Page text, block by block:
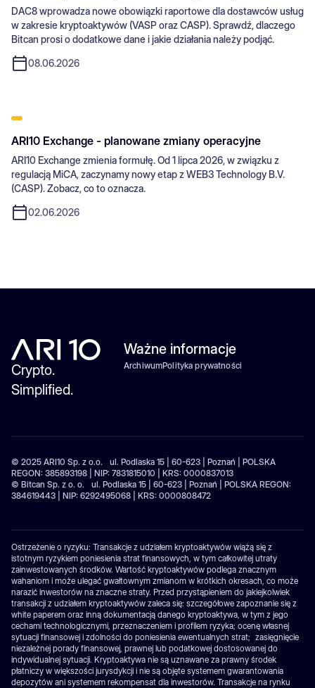
DAC8 wprowadza nowe obowiązki raportowe dla dostawców usług
w zakresie kryptoaktywów (VASP oraz CASP). Sprawdź, dlaczego
Bitcan prosi o dodatkowe dane i jakie działania należy podjąć.
08.06.2026
ARI10 Exchange - planowane zmiany operacyjne
ARI10 Exchange zmienia formułę. Od 1 lipca 2026, w związku z
regulacją MiCA, zaczynamy nowy etap z WEB3 Technology B.V.
(CASP). Zobacz, co to oznacza.
02.06.2026
Crypto.
Simplified.
Ważne informacje
ArchiwumPolityka prywatności
© 2025 ARI10 Sp. z o.o. ul. Podlaska 15 | 60-623 | Poznań | POLSKA
REGON: 385893198 | NIP: 7831815010 | KRS: 0000837013
© Bitcan Sp. z o. o. ul. Podlaska 15 | 60-623 | Poznań | POLSKA REGON:
384619443 | NIP: 6292495068 | KRS: 0000808472
Ostrzeżenie o ryzyku: Transakcje z udziałem kryptoaktywów wiążą się z
istotnym ryzykiem poniesienia strat finansowych, w tym całkowitej utraty
zainwestowanych środków. Wartość kryptoaktywów podlega znacznym
wahaniom i może ulegać gwałtownym zmianom w krótkich okresach, co może
narazić inwestorów na znaczne straty. Przed przystąpieniem do jakiejkolwiek
transakcji z udziałem kryptoaktywów zaleca się: szczegółowe zapoznanie się z
white paperem oraz inną dokumentacją danego kryptoaktywa, w tym z jego
cechami technologicznymi, przeznaczeniem i profilem ryzyka; ocenę własnej
sytuacji finansowej i zdolności do poniesienia ewentualnych strat; zasięgnięcie
niezależnej porady finansowej, prawnej lub podatkowej dostosowanej do
indywidualnej sytuacji. Kryptoaktywa nie są uznawane za prawny środek
płatniczy w większości jurysdykcji i nie są objęte systemem gwarantowania
depozytów ani systemem rekompensat dla inwestorów. Transakcje na rynku